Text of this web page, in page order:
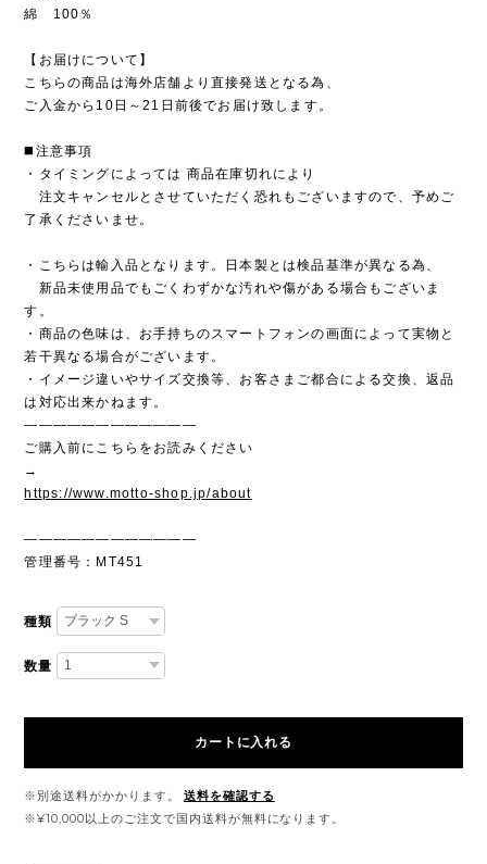
綿 100％
【お届けについて】
こちらの商品は海外店舗より直接発送となる為、
ご入金から10日～21日前後でお届け致します。
◼️注意事項
・タイミングによっては 商品在庫切れにより
注文キャンセルとさせていただく恐れもございますので、予めご
了承くださいませ。
・こちらは輸入品となります。日本製とは検品基準が異なる為、
新品未使用品でもごくわずかな汚れや傷がある場合もございま
す。
・商品の色味は、お手持ちのスマートフォンの画面によって実物と
若干異なる場合がございます。
・イメージ違いやサイズ交換等、お客さまご都合による交換、返品
は対応出来かねます。
————————————
ご購入前にこちらをお読みください
→
https://www.motto-shop.jp/about
————————————
管理番号：MT451
種類
数量
カートに入れる
※別途送料がかかります。
送料を確認する
※¥10,000以上のご注文で国内送料が無料になります。